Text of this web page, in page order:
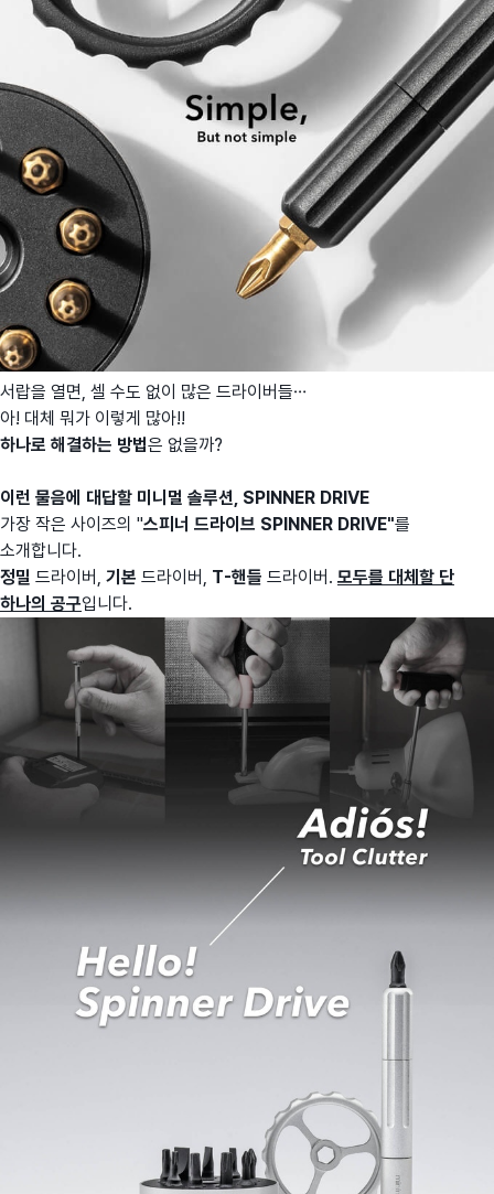
서랍을 열면, 셀 수도 없이 많은 드라이버들…
아! 대체 뭐가 이렇게 많아!!
하나로 해결하는 방법은 없을까?
이런 물음에 대답할 미니멀 솔루션, SPINNER DRIVE
가장 작은 사이즈의 "스피너 드라이브 SPINNER DRIVE"를
소개합니다.
정밀 드라이버, 기본 드라이버, T-핸들 드라이버. 모두를 대체할 단
하나의 공구입니다.